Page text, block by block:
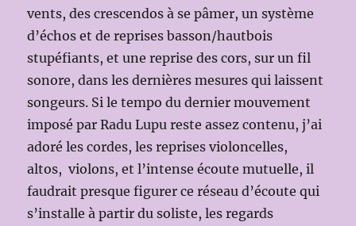
vents, des crescendos à se pâmer, un système
d’échos et de reprises basson/hautbois
stupéfiants, et une reprise des cors, sur un fil
sonore, dans les dernières mesures qui laissent
songeurs. Si le tempo du dernier mouvement
imposé par Radu Lupu reste assez contenu, j’ai
adoré les cordes, les reprises violoncelles,
altos, violons, et l’intense écoute mutuelle, il
faudrait presque figurer ce réseau d’écoute qui
s’installe à partir du soliste, les regards